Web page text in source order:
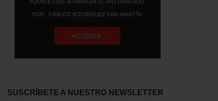
SUSCRÍBETE A NUESTRO NEWSLETTER